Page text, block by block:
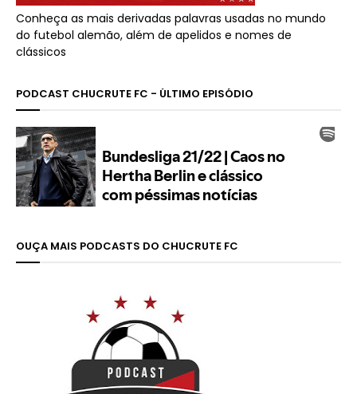
Conheça as mais derivadas palavras usadas no mundo
do futebol alemão, além de apelidos e nomes de
clássicos
PODCAST CHUCRUTE FC - ÚLTIMO EPISÓDIO
OUÇA MAIS PODCASTS DO CHUCRUTE FC